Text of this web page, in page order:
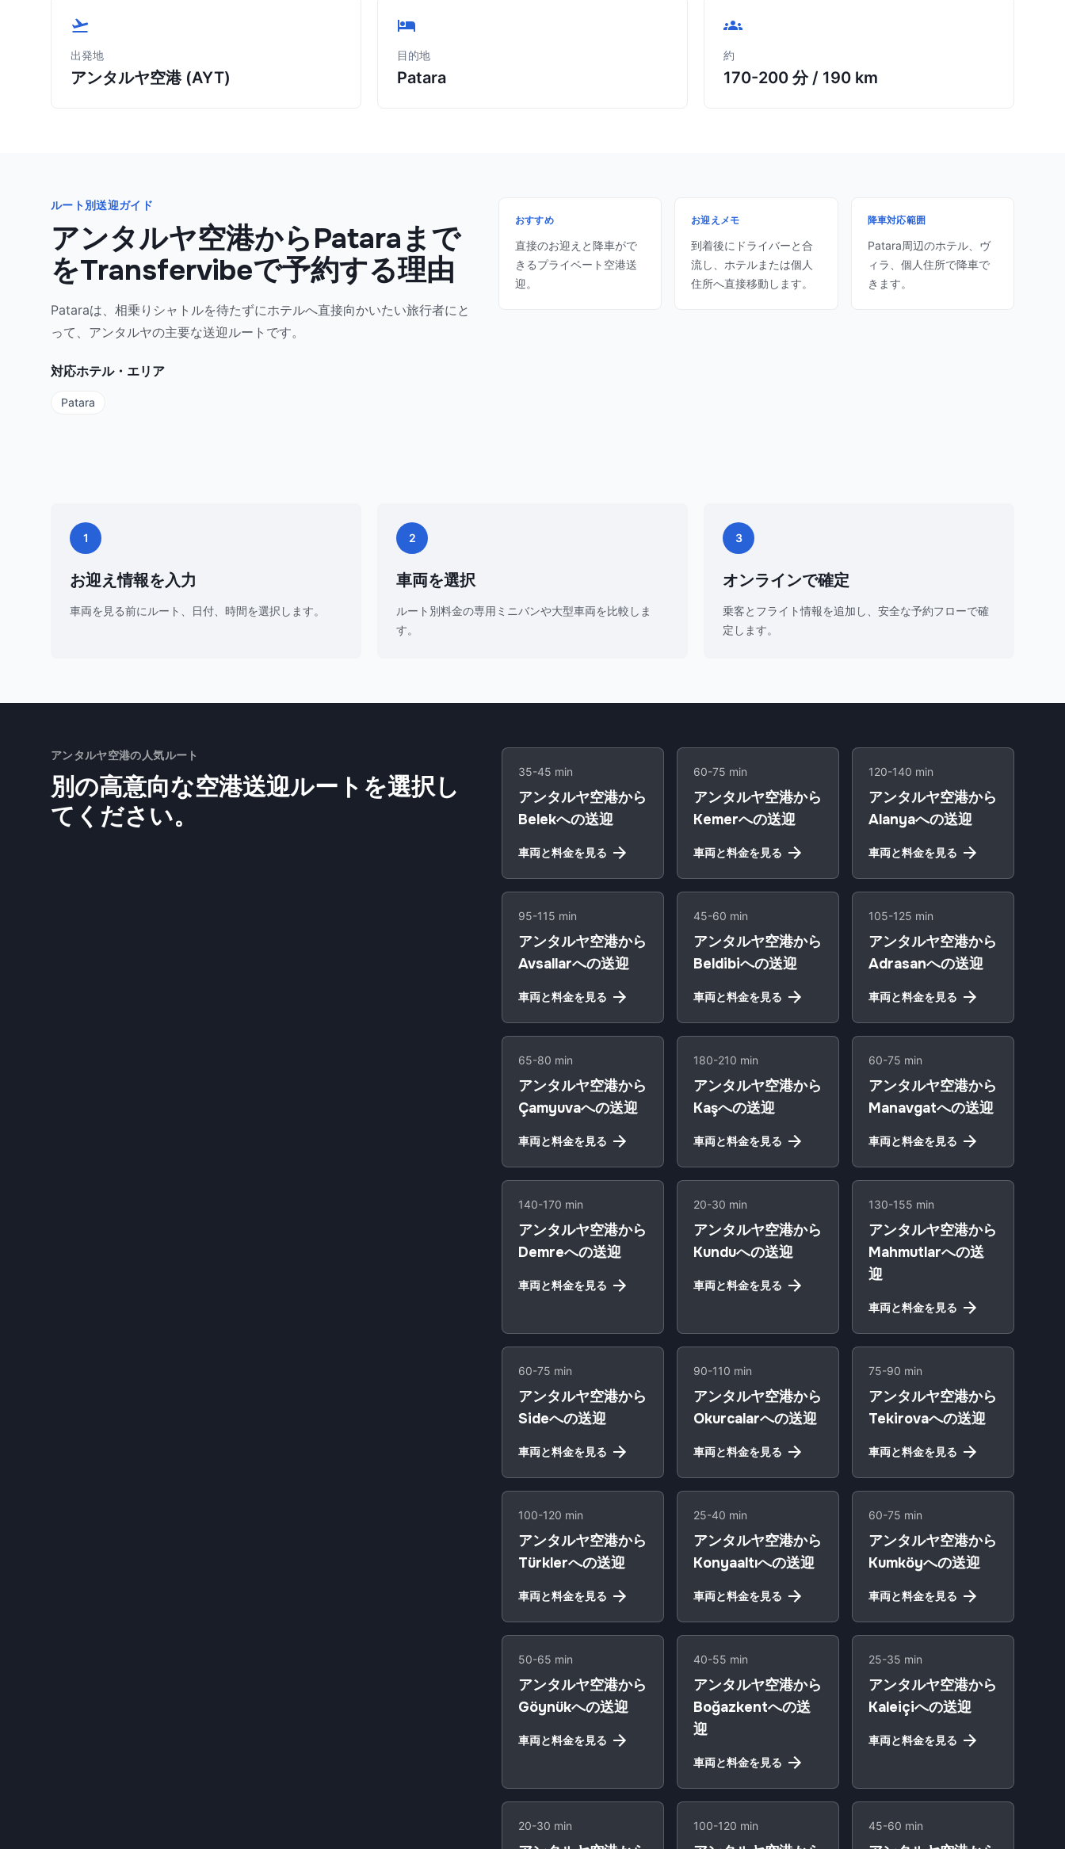
出発地
アンタルヤ空港 (AYT)
目的地
Patara
約
170-200 分/ 190 km
ルート別送迎ガイド
アンタルヤ空港からPataraまで
をTransfervibeで予約する理由
Pataraは、相乗りシャトルを待たずにホテルへ直接向かいたい旅行者にと
って、アンタルヤの主要な送迎ルートです。
対応ホテル・エリア
Patara
おすすめ
直接のお迎えと降車がで
きるプライベート空港送
迎。
お迎えメモ
到着後にドライバーと合
流し、ホテルまたは個人
住所へ直接移動します。
降車対応範囲
Patara周辺のホテル、ヴ
ィラ、個人住所で降車で
きます。
1
お迎え情報を入力
車両を見る前にルート、日付、時間を選択します。
2
車両を選択
ルート別料金の専用ミニバンや大型車両を比較しま
す。
3
オンラインで確定
乗客とフライト情報を追加し、安全な予約フローで確
定します。
アンタルヤ空港の人気ルート
別の高意向な空港送迎ルートを選択し
てください。
35-45 min
アンタルヤ空港から
Belekへの送迎
車両と料金を見る
60-75 min
アンタルヤ空港から
Kemerへの送迎
車両と料金を見る
120-140 min
アンタルヤ空港から
Alanyaへの送迎
車両と料金を見る
95-115 min
アンタルヤ空港から
Avsallarへの送迎
車両と料金を見る
45-60 min
アンタルヤ空港から
Beldibiへの送迎
車両と料金を見る
105-125 min
アンタルヤ空港から
Adrasanへの送迎
車両と料金を見る
65-80 min
アンタルヤ空港から
Çamyuvaへの送迎
車両と料金を見る
180-210 min
アンタルヤ空港から
Kaşへの送迎
車両と料金を見る
60-75 min
アンタルヤ空港から
Manavgatへの送迎
車両と料金を見る
140-170 min
アンタルヤ空港から
Demreへの送迎
車両と料金を見る
20-30 min
アンタルヤ空港から
Kunduへの送迎
車両と料金を見る
130-155 min
アンタルヤ空港から
Mahmutlarへの送
迎
車両と料金を見る
60-75 min
アンタルヤ空港から
Sideへの送迎
車両と料金を見る
90-110 min
アンタルヤ空港から
Okurcalarへの送迎
車両と料金を見る
75-90 min
アンタルヤ空港から
Tekirovaへの送迎
車両と料金を見る
100-120 min
アンタルヤ空港から
Türklerへの送迎
車両と料金を見る
25-40 min
アンタルヤ空港から
Konyaaltıへの送迎
車両と料金を見る
60-75 min
アンタルヤ空港から
Kumköyへの送迎
車両と料金を見る
50-65 min
アンタルヤ空港から
Göynükへの送迎
車両と料金を見る
40-55 min
アンタルヤ空港から
Boğazkentへの送
迎
車両と料金を見る
25-35 min
アンタルヤ空港から
Kaleiçiへの送迎
車両と料金を見る
20-30 min 100-120 min 45-60 min